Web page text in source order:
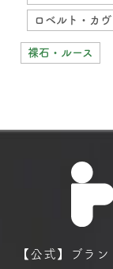
ロベルト・カヴ
裸石・ルース
【公式】ブラ